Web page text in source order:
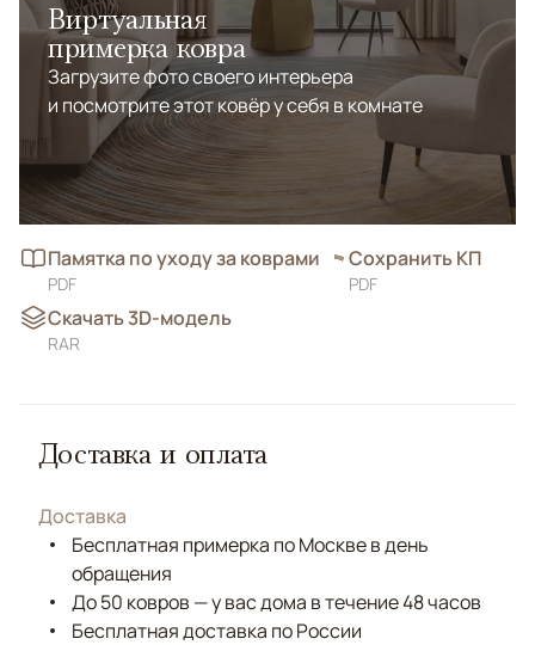
Виртуальная
примерка ковра
Загрузите фото своего интерьера
и посмотрите этот ковёр у себя в комнате
Памятка по уходу за коврами
PDF
Сохранить КП
PDF
Скачать 3D-модель
RAR
Доставка и оплата
Доставка
Бесплатная примерка по Москве в день
обращения
До 50 ковров — у вас дома в течение 48 часов
Бесплатная доставка по России